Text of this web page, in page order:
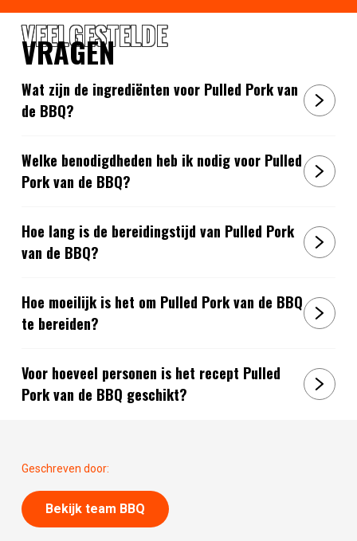
VEELGESTELDE
VRAGEN
Wat zijn de ingrediënten voor Pulled Pork van
de BBQ?
Welke benodigdheden heb ik nodig voor Pulled
Pork van de BBQ?
Hoe lang is de bereidingstijd van Pulled Pork
van de BBQ?
Hoe moeilijk is het om Pulled Pork van de BBQ
te bereiden?
Voor hoeveel personen is het recept Pulled
Pork van de BBQ geschikt?
Geschreven door:
Bekijk team BBQ